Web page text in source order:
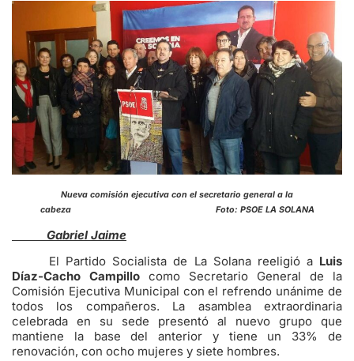
Nueva comisión ejecutiva con el secretario general a la
cabeza Foto: PSOE LA SOLANA
Gabriel Jaime
El Partido Socialista de La Solana reeligió aLuis
Díaz-Cacho Campillo como Secretario General de la
Comisión Ejecutiva Municipal con el refrendo unánime de
todos los compañeros. La asamblea extraordinaria
celebrada en su sede presentó al nuevo grupo que
mantiene la base del anterior y tiene un 33% de
renovación, con ocho mujeres y siete hombres.